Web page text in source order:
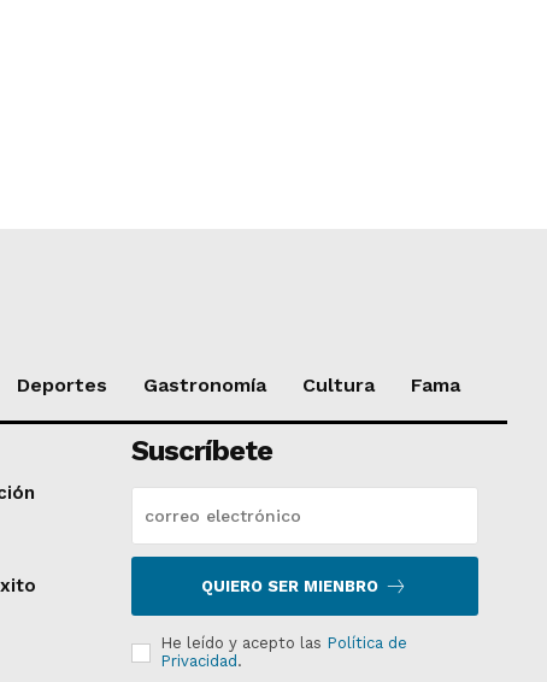
Deportes Gastronomía Cultura Fama
Suscríbete
QUIERO SER MIENBRO
He leído y acepto las Política de
Privacidad .